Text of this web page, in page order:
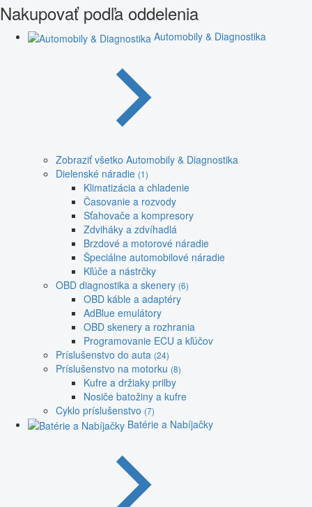
Nakupovať podľa oddelenia
Automobily & Diagnostika
Zobraziť všetko Automobily & Diagnostika
Dielenské náradie (1)
Klimatizácia a chladenie
Časovanie a rozvody
Sťahovače a kompresory
Zdviháky a zdvíhadlá
Brzdové a motorové náradie
Špeciálne automobilové náradie
Kľúče a nástrčky
OBD diagnostika a skenery (6)
OBD káble a adaptéry
AdBlue emulátory
OBD skenery a rozhrania
Programovanie ECU a kľúčov
Príslušenstvo do auta (24)
Príslušenstvo na motorku (8)
Kufre a držiaky prilby
Nosiče batožiny a kufre
Cyklo príslušenstvo (7)
Batérie a Nabíjačky